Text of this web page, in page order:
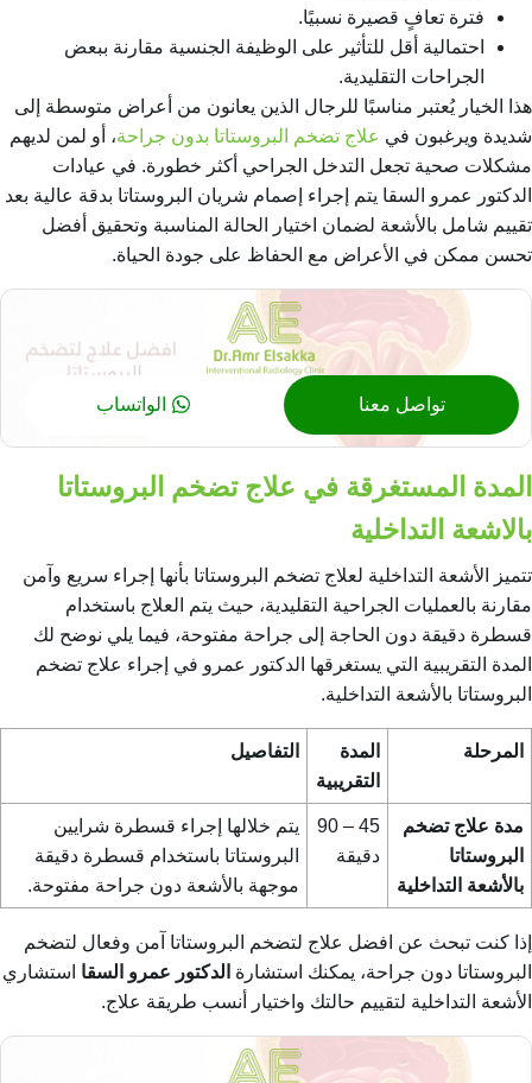
فترة تعافٍ قصيرة نسبيًا.
احتمالية أقل للتأثير على الوظيفة الجنسية مقارنة ببعض
الجراحات التقليدية.
هذا الخيار يُعتبر مناسبًا للرجال الذين يعانون من أعراض متوسطة إلى
شديدة ويرغبون في علاج تضخم البروستاتا بدون جراحة، أو لمن لديهم
مشكلات صحية تجعل التدخل الجراحي أكثر خطورة. في عيادات
الدكتور عمرو السقا يتم إجراء إصمام شريان البروستاتا بدقة عالية بعد
تقييم شامل بالأشعة لضمان اختيار الحالة المناسبة وتحقيق أفضل
تحسن ممكن في الأعراض مع الحفاظ على جودة الحياة.
تواصل معنا الواتساب
المدة المستغرقة في علاج تضخم البروستاتا
بالاشعة التداخلية
تتميز الأشعة التداخلية لعلاج تضخم البروستاتا بأنها إجراء سريع وآمن
مقارنة بالعمليات الجراحية التقليدية، حيث يتم العلاج باستخدام
قسطرة دقيقة دون الحاجة إلى جراحة مفتوحة، فيما يلي نوضح لك
المدة التقريبية التي يستغرقها الدكتور عمرو في إجراء علاج تضخم
البروستاتا بالأشعة التداخلية.
المرحلة
المدة
التقريبية
التفاصيل
مدة علاج تضخم
البروستاتا
بالأشعة التداخلية
45 – 90
دقيقة
يتم خلالها إجراء قسطرة شرايين
البروستاتا باستخدام قسطرة دقيقة
موجهة بالأشعة دون جراحة مفتوحة.
إذا كنت تبحث عن افضل علاج لتضخم البروستاتا آمن وفعال لتضخم
البروستاتا دون جراحة، يمكنك استشارة الدكتور عمرو السقا استشاري
الأشعة التداخلية لتقييم حالتك واختيار أنسب طريقة علاج.